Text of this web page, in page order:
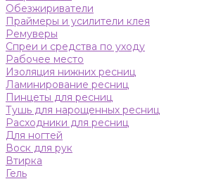
Обезжириватели
Праймеры и усилители клея
Ремуверы
Спреи и средства по уходу
Рабочее место
Изоляция нижних ресниц
Ламинирование ресниц
Пинцеты для ресниц
Тушь для нарощенных ресниц
Расходники для ресниц
Для ногтей
Воск для рук
Втирка
Гель